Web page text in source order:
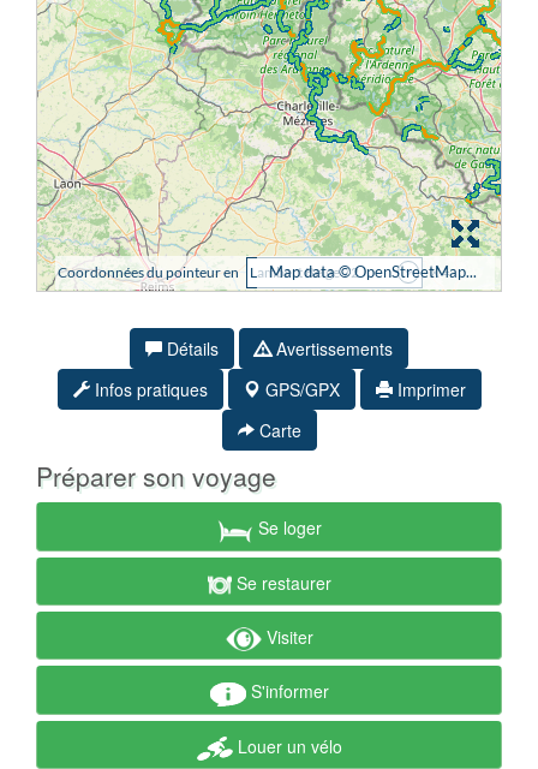
Détails
Avertissements
Infos pratiques
GPS/GPX
Imprimer
Carte
Préparer son voyage
Se loger
Se restaurer
Visiter
S'informer
Louer un vélo